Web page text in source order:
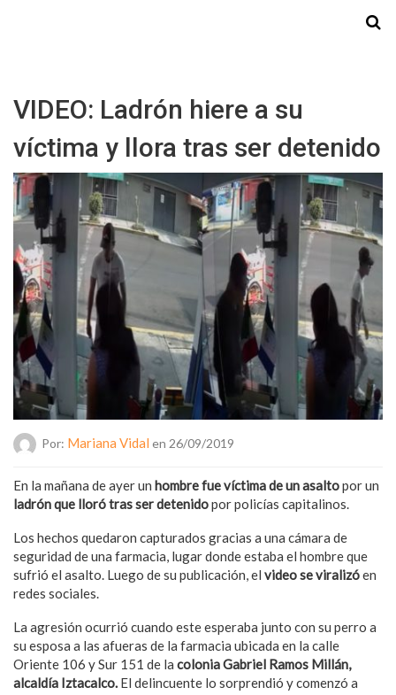
VIDEO: Ladrón hiere a su
víctima y llora tras ser detenido
Por: Mariana Vidal en 26/09/2019
En la mañana de ayer un hombre fue víctima de un asaltopor un
ladrón que lloró tras ser detenidopor policías capitalinos.
Los hechos quedaron capturados gracias a una cámara de
seguridad de una farmacia, lugar donde estaba el hombre que
sufrió el asalto. Luego de su publicación, el video se viralizóen
redes sociales.
La agresión ocurrió cuando este esperaba junto con su perro a
su esposa a las afueras de la farmacia ubicada en la calle
Oriente 106 y Sur 151 de la colonia Gabriel Ramos Millán,
alcaldía Iztacalco. El delincuente lo sorprendió y comenzó a